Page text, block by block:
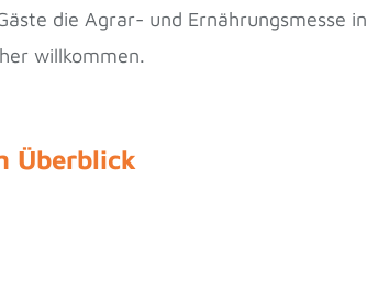
die Agrar- und Ernährungsmesse in
willkommen.
Überblick